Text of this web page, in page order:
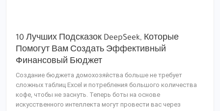
10 Лучших Подсказок DeepSeek, Которые
Помогут Вам Создать Эффективный
Финансовый Бюджет
Создание бюджета домохозяйства больше не требует
сложных таблиц Excel и потребления большого количества
кофе, чтобы не заснуть. Теперь боты на основе
искусственного интеллекта могут провести вас через